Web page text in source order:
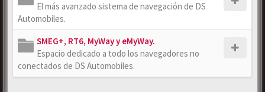
El más avanzado sistema de navegación de DS
Automobiles.
SMEG+, RT6, MyWay y eMyWay.
Espacio dedicado a todo los navegadores no
conectados de DS Automobiles.